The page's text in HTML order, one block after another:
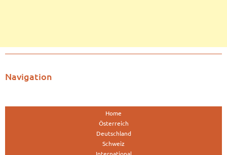
Navigation
Home
Österreich
Deutschland
Schweiz